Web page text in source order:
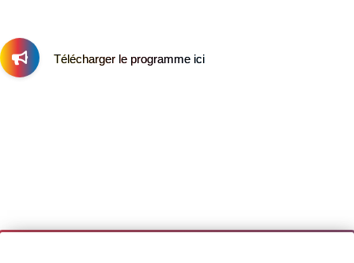
Télécharger le programme ici